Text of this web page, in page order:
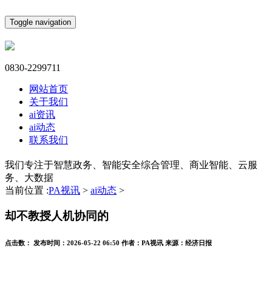
Toggle navigation
0830-2299711
网站首页
关于我们
ai资讯
ai动态
联系我们
我们专注于智慧政务、智能安全综合管理、商业智能、云服
务、大数据
当前位置 :PA视讯 > ai动态 >
却不教授人机协同的
点击数： 发布时间： 2026-05-22 06:50 作者： PA视讯 来源： 经济日报